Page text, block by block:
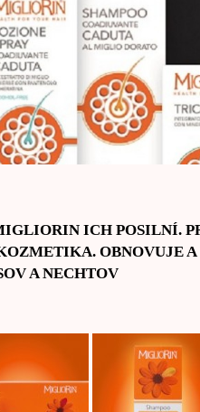
ICH POSILNÍ.
OBNOVUJE A
A NECHTOV